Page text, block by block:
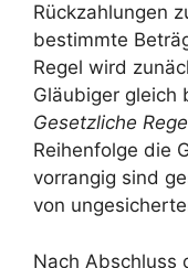
Rückzahlungen
bestimmte
Regel wird
Gläubiger gleich
Gesetzliche
Reihenfolge die
vorrangig sind
von
Nach Abschluss